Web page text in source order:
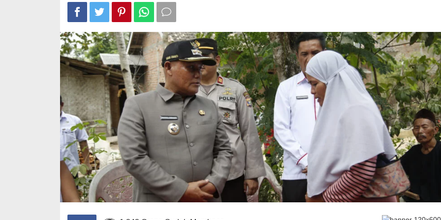
Wafid Buka-bukaan Soal Proyek
Tender Hambalang
4, 2012